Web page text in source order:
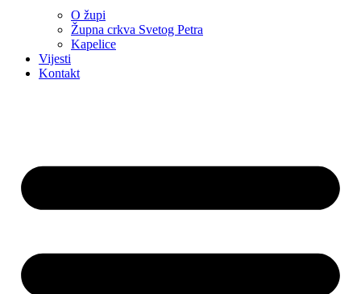
O župi
Župna crkva Svetog Petra
Kapelice
Vijesti
Kontakt